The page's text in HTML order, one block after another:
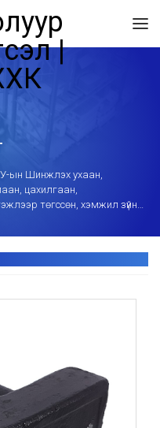
ын Шинжлэх ухаан,
цахилгаан,
төгссөн, хэмжил зүйн
засвартай
үйлчилгээний төвөөр
мэргэжлийн өндөр